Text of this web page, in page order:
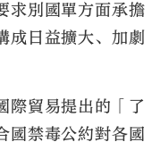
求別國單方面承擔
成日益擴大、加劇
際貿易提出的「了
國禁毒公約對各國